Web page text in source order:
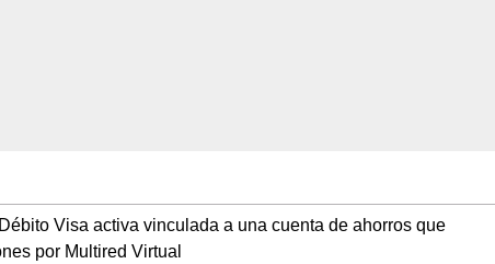
Visa activa vinculada a una cuenta de ahorros que
por Multired Virtual